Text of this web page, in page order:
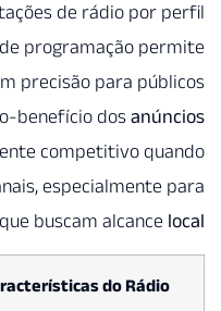
A segmentação das
demográfico e estilo
direcionaranúncioscom
Além disso, o
rádio permanece
comparado a outros
empresas
.
para o